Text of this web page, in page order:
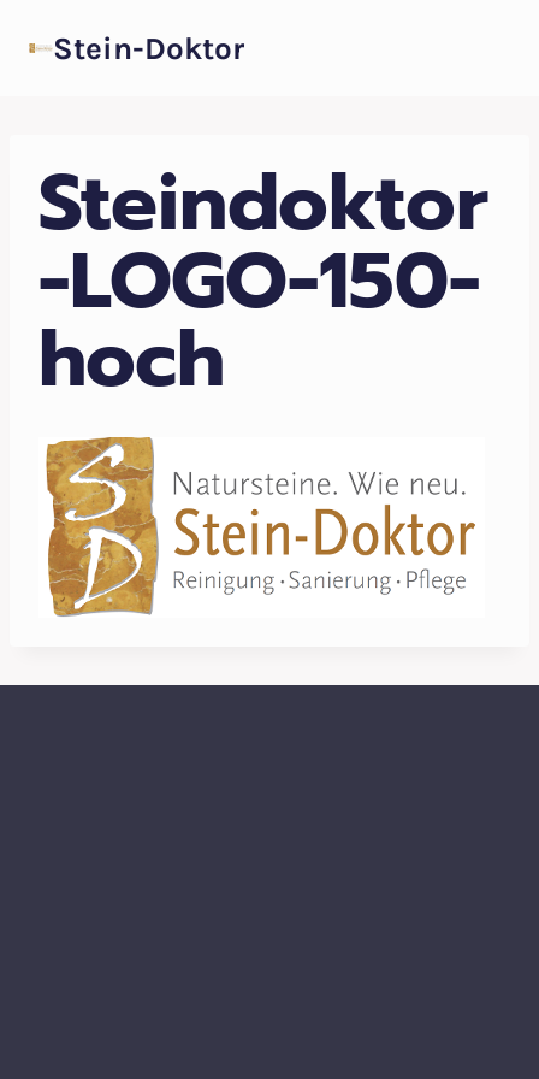
InhaltStein-Doktor
Steindoktor
-LOGO-150-
hoch